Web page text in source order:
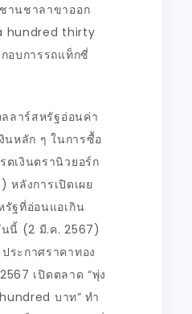
านชาลาขาออก
hundred thirty
อบการรถแท็กซี่
ลาร์สหรัฐอ่อนค่า
นหลัก ๆ ในการซื้อ
เงินตรานิวยอร์ก
หลังการเปิดเผย
ฐที่อ่อนแอเกิน
นี้ (2 มี.ค. 2567)
ระกาศราคาทอง
เปิดตลาด “พุ่ง
บาท” ทำ